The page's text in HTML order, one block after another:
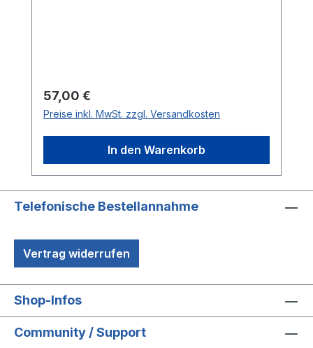
Regulärer Preis:
57,00 €
Preise inkl. MwSt. zzgl. Versandkosten
In den Warenkorb
Telefonische Bestellannahme
Vertrag widerrufen
Shop-Infos
Community / Support